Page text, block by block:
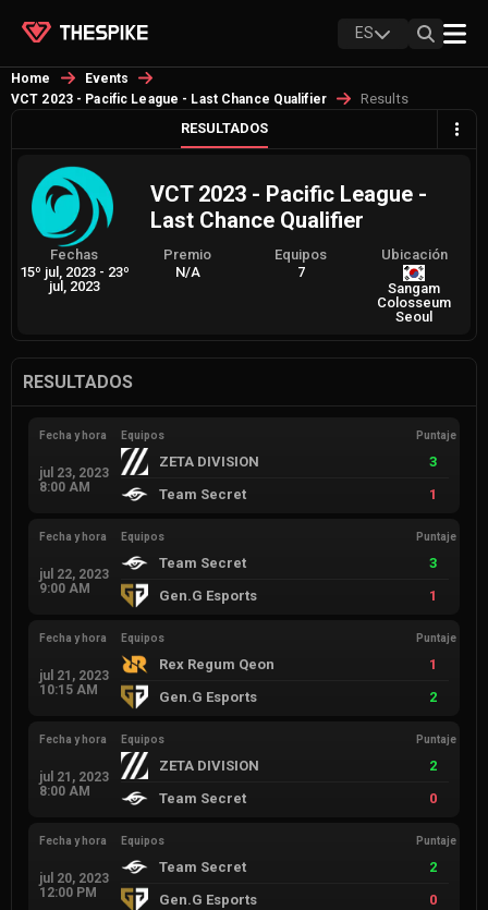
ES
Home
Events
VCT 2023 - Pacific League - Last Chance Qualifier
Results
RESULTADOS
VCT 2023 - Pacific League -
Last Chance Qualifier
Fechas
15º jul, 2023 - 23º
jul, 2023
Premio
N/A
Equipos
7
Ubicación
Sangam
Colosseum
Seoul
RESULTADOS
Fecha y hora
jul 23, 2023
8:00 AM
Equipos Puntaje
ZETA DIVISION
3
Team Secret
1
Fecha y hora
jul 22, 2023
9:00 AM
Equipos Puntaje
Team Secret
3
Gen.G Esports
1
Fecha y hora
jul 21, 2023
10:15 AM
Equipos Puntaje
Rex Regum Qeon
1
Gen.G Esports
2
Fecha y hora
jul 21, 2023
8:00 AM
Equipos Puntaje
ZETA DIVISION
2
Team Secret
0
Fecha y hora
jul 20, 2023
12:00 PM
Equipos Puntaje
Team Secret
2
Gen.G Esports
0